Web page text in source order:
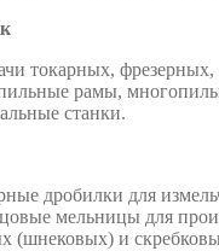
токарных,
рамы,
станки.
дробилки для
мельницы для
и